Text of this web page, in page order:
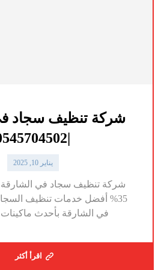
شركة تنظيف سجاد
|0545704502
يناير 10, 2025
شركة تنظيف سجاد في
35% أفضل خدمات تنظيف السجاد
في الشارقة بأحدث
اقرأ أكثر